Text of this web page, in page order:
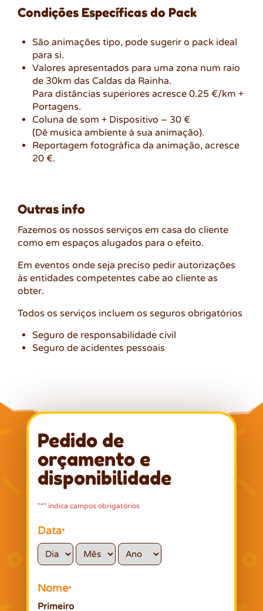
Condições Específicas do Pack
São animações tipo, pode sugerir o pack ideal
para si.
Valores apresentados para uma zona num raio
de 30km das Caldas da Rainha.
Para distâncias superiores acresce 0.25 €/km +
Portagens.
Coluna de som + Dispositivo – 30 €
(Dê musica ambiente à sua animação).
Reportagem fotográfica da animação, acresce
20 €.
Outras info
Fazemos os nossos serviços em casa do cliente
como em espaços alugados para o efeito.
Em eventos onde seja preciso pedir autorizações
às entidades competentes cabe ao cliente as
obter.
Todos os serviços incluem os seguros obrigatórios
Seguro de responsabilidade cívil
Seguro de acidentes pessoais
Pedido de
orçamento e
disponibilidade
"*" indica campos obrigatórios
Data*
Dia Mês Ano
Nome*
Primeiro